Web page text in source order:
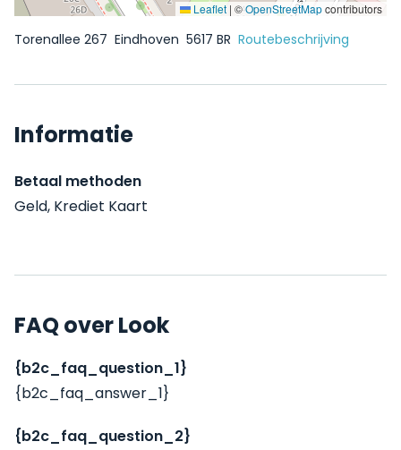
Leaflet | ©OpenStreetMapcontributors
Torenallee 267 Eindhoven 5617 BR Routebeschrijving
Informatie
Betaal methoden
Geld, Krediet Kaart
FAQ over Look
{b2c_faq_question_1}
{b2c_faq_answer_1}
{b2c_faq_question_2}